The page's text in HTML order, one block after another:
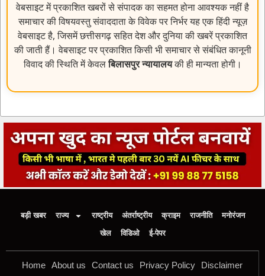
वेबसाइट में प्रकाशित खबरों से संपादक का सहमत होना आवश्यक नहीं है
समाचार की विषयवस्तु संवाददाता के विवेक पर निर्भर यह एक हिंदी न्यूज़
वेबसाइट है, जिसमें छत्तीसगढ़ सहित देश और दुनिया की खबरें प्रकाशित
की जाती हैं। वेबसाइट पर प्रकाशित किसी भी समाचार से संबंधित कानूनी
विवाद की स्थिति में केवलबिलासपुर न्यायालयकी ही मान्यता होगी।
बड़ी खबर राज्य राष्ट्रीय अंतर्राष्ट्रीय क्राइम राजनीति
मनोरंजन
खेल
विडिओ ई-पेपर
Home About us Contact us Privacy Policy Disclaimer